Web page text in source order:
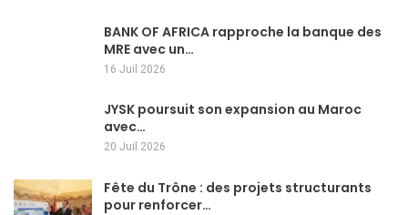
BANK OF AFRICA rapproche la banque des
MRE avec un…
16 Juil 2026
JYSK poursuit son expansion au Maroc
avec…
20 Juil 2026
Fête du Trône : des projets structurants
pour renforcer…